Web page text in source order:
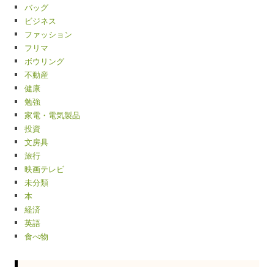
バッグ
ビジネス
ファッション
フリマ
ボウリング
不動産
健康
勉強
家電・電気製品
投資
文房具
旅行
映画テレビ
未分類
本
経済
英語
食べ物